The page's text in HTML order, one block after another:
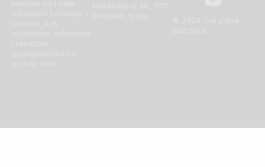
© 2024 Sva prava
Makenzijeva 46, 11111
otkrivamo korupciju i
kriminal, a mi
uzvraćamo poklonima
i različitim
pogodnostima na
portalu KRIK.